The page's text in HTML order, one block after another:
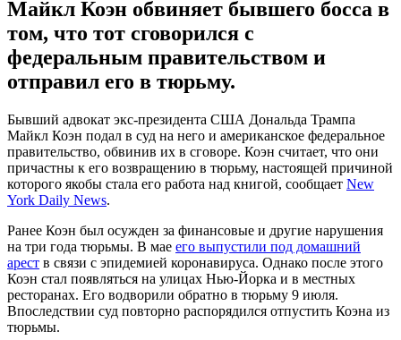
Майкл Коэн обвиняет бывшего босса в
том, что тот сговорился с
федеральным правительством и
отправил его в тюрьму.
Бывший адвокат экс-президента США Дональда Трампа
Майкл Коэн подал в суд на него и американское федеральное
правительство, обвинив их в сговоре. Коэн считает, что они
причастны к его возвращению в тюрьму, настоящей причиной
которого якобы стала его работа над книгой, сообщает New
York Daily News.
Ранее Коэн был осужден за финансовые и другие нарушения
на три года тюрьмы. В мае его выпустили под домашний
арест в связи с эпидемией коронавируса. Однако после этого
Коэн стал появляться на улицах Нью-Йорка и в местных
ресторанах. Его водворили обратно в тюрьму 9 июля.
Впоследствии суд повторно распорядился отпустить Коэна из
тюрьмы.